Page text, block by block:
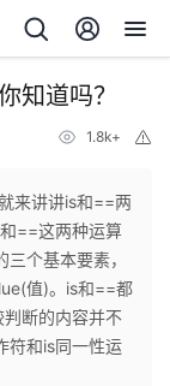
知道吗？
1.8k+
来讲讲is和==两
==这两种运算
个基本要素，
值)。is和==都
断的内容并不
符和is同一性运